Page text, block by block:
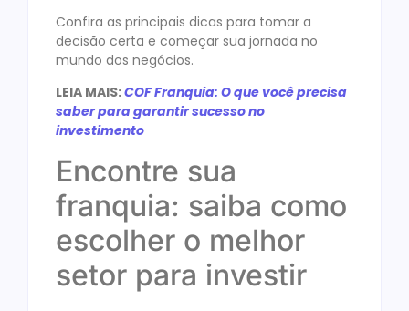
Confira as principais dicas para tomar a
decisão certa e começar sua jornada no
mundo dos negócios.
LEIA MAIS:COF Franquia: O que você precisa
saber para garantir sucesso no
investimento
Encontre sua
franquia: saiba como
escolher o melhor
setor para investir